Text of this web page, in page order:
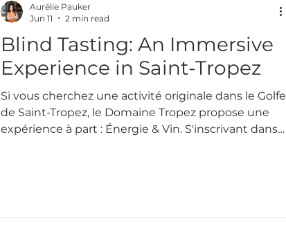
Blind Tasting: An Immersive
Experience in Saint-Tropez
Si vous cherchez une activité originale dans le Golfe
de Saint-Tropez, le Domaine Tropez propose une
expérience à part : Énergie & Vin. S'inscrivant dans
Aurélie Pauker
Jun 11
2 min read